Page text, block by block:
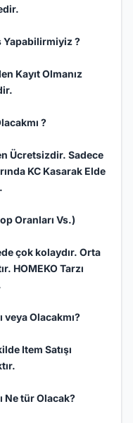
Yapabilirmiyiz ?
Kayıt Olmanız
?
Ücretsizdir. Sadece
KC Kasarak Elde
Oranları Vs.)
çok kolaydır. Orta
HOMEKO Tarzı
veya Olacakmı?
Item Satışı
Ne tür Olacak?